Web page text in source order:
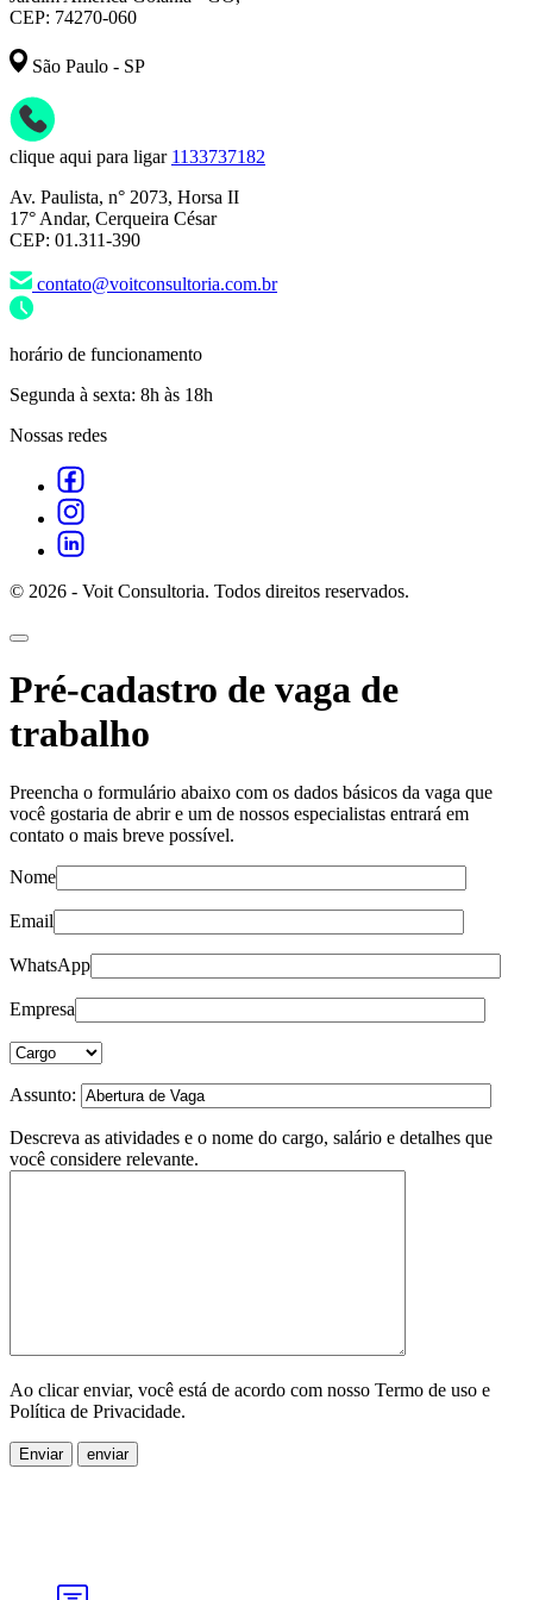
CEP: 74270-060
São Paulo - SP
clique aqui para ligar 1133737182
Av. Paulista, n° 2073, Horsa II
17° Andar, Cerqueira César
CEP: 01.311-390
contato@voitconsultoria.com.br
horário de funcionamento
Segunda à sexta: 8h às 18h
Nossas redes
© 2026 - Voit Consultoria. Todos direitos reservados.
Pré-cadastro de vaga de
trabalho
Preencha o formulário abaixo com os dados básicos da vaga que
você gostaria de abrir e um de nossos especialistas entrará em
contato o mais breve possível.
Nome
Email
WhatsApp
Empresa
Assunto:
Descreva as atividades e o nome do cargo, salário e detalhes que
você considere relevante.
Ao clicar enviar, você está de acordo com nosso Termo de uso e
Política de Privacidade.
Enviar